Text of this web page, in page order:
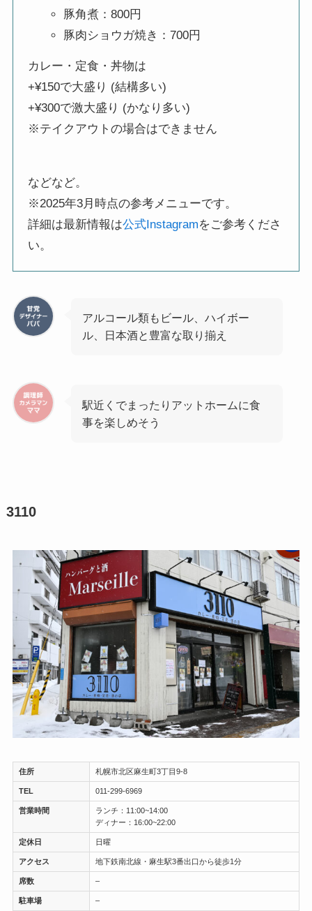
豚角煮：800円
豚肉ショウガ焼き：700円
カレー・定食・丼物は
+¥150で大盛り (結構多い)
+¥300で激大盛り (かなり多い)
※テイクアウトの場合はできません
などなど。
※2025年3月時点の参考メニューです。
詳細は最新情報は公式Instagramをご参考くださ
い。
アルコール類もビール、ハイボー
ル、日本酒と豊富な取り揃え
駅近くでまったりアットホームに食
事を楽しめそう
3110
住所 札幌市北区麻生町3丁目9-8
TEL 011-299-6969
営業時間
ランチ：11:00~14:00
ディナー：16:00~22:00
定休日 日曜
アクセス 地下鉄南北線・麻生駅3番出口から徒歩1分
席数 –
駐車場 –